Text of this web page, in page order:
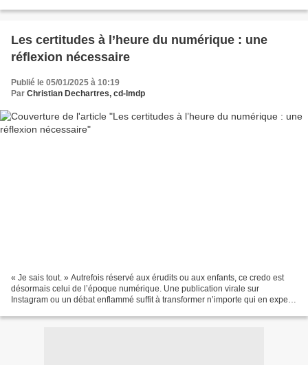
Les certitudes à l’heure du numérique : une
réflexion nécessaire
Publié le 05/01/2025 à 10:19
Par Christian Dechartres, cd-lmdp
« Je sais tout. » Autrefois réservé aux érudits ou aux enfants, ce credo est
désormais celui de l’époque numérique. Une publication virale sur
Instagram ou un débat enflammé suffit à transformer n’importe qui en expert